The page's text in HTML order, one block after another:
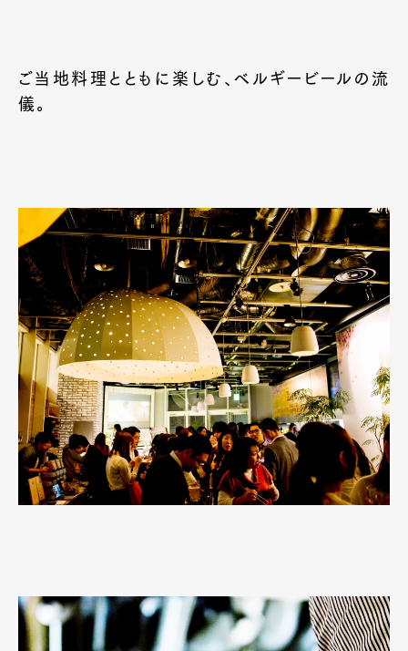
Art&DesignWatchFashion
ご当地料理とともに楽しむ、ベルギービールの流
儀。